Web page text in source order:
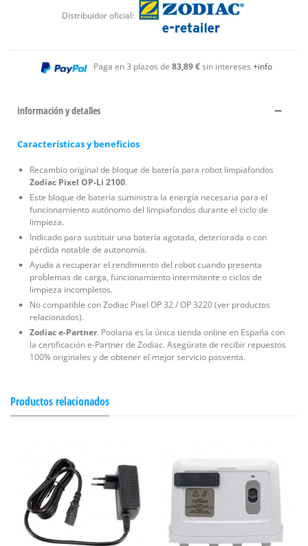
Distribuidor oficial:
Paga en 3 plazos de 83,89 €sin intereses +info
Información y detalles
Características y beneficios
Recambio original de bloque de batería para robot limpiafondos
Zodiac Pixel OP-Li 2100.
Este bloque de batería suministra la energía necesaria para el
funcionamiento autónomo del limpiafondos durante el ciclo de
limpieza.
Indicado para sustituir una batería agotada, deteriorada o con
pérdida notable de autonomía.
Ayuda a recuperar el rendimiento del robot cuando presenta
problemas de carga, funcionamiento intermitente o ciclos de
limpieza incompletos.
No compatible con Zodiac Pixel OP 32 / OP 3220 (ver productos
relacionados).
Zodiac e-Partner. Poolaria es la única tienda online en España con
la certificación e-Partner de Zodiac. Asegúrate de recibir repuestos
100% originales y de obtener el mejor servicio posventa.
Productos relacionados